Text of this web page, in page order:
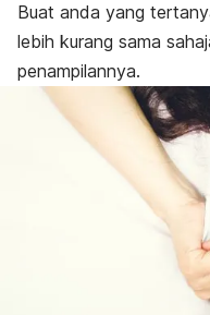
Buat anda yang
lebih kurang sama
penampilannya.